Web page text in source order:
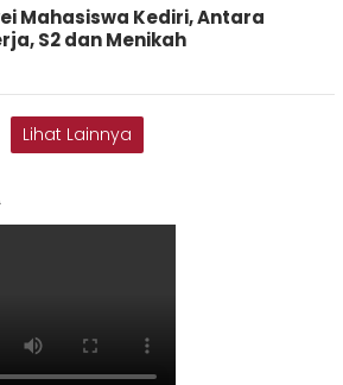
Mahasiswa Kediri, Antara
S2 dan Menikah
Lihat Lainnya